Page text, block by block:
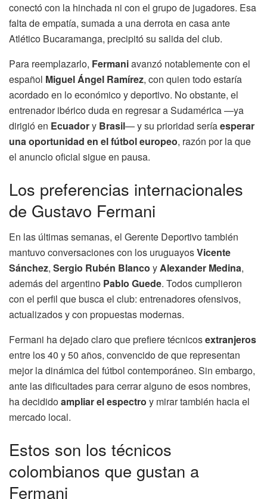
conectó con la hinchada ni con el grupo de jugadores. Esa
falta de empatía, sumada a una derrota en casa ante
Atlético Bucaramanga, precipitó su salida del club.
Para reemplazarlo, Fermaniavanzó notablemente con el
español Miguel Ángel Ramírez, con quien todo estaría
acordado en lo económico y deportivo. No obstante, el
entrenador ibérico duda en regresar a Sudamérica —ya
dirigió en Ecuadory Brasil— y su prioridad seríaesperar
una oportunidad en el fútbol europeo, razón por la que
el anuncio oficial sigue en pausa.
Los preferencias internacionales
de Gustavo Fermani
En las últimas semanas, el Gerente Deportivo también
mantuvo conversaciones con los uruguayosVicente
Sánchez, Sergio Rubén Blanco yAlexander Medina,
además del argentino Pablo Guede. Todos cumplieron
con el perfil que busca el club: entrenadores ofensivos,
actualizados y con propuestas modernas.
Fermani ha dejado claro que prefiere técnicosextranjeros
entre los 40 y 50 años, convencido de que representan
mejor la dinámica del fútbol contemporáneo. Sin embargo,
ante las dificultades para cerrar alguno de esos nombres,
ha decididoampliar el espectro y mirar también hacia el
mercado local.
Estos son los técnicos
colombianos que gustan a
Fermani